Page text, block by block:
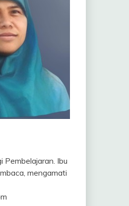
Pembelajaran. Ibu
mengamati